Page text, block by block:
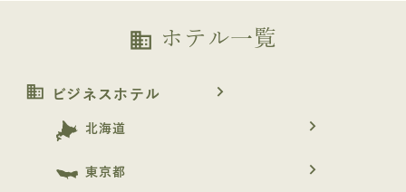
business ホテル一覧
business ビジネスホテル navigate_next
北海道 navigate_next
東京都 navigate_next